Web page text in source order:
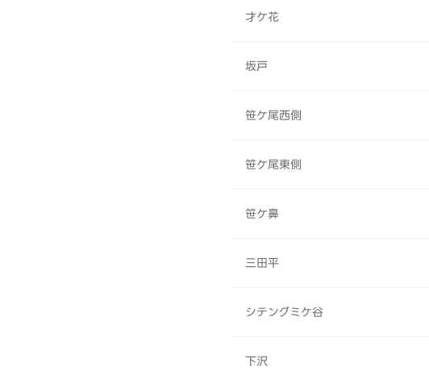
才ケ花
坂戸
笹ケ尾西側
笹ケ尾東側
笹ケ鼻
三田平
シテングミケ谷
下沢